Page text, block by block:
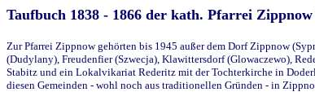
Taufbuch 1838 - 1866 der kath. Pfarrei
Zur Pfarrei Zippnow gehörten bis 1945 außer dem Dorf Zippnow
(Dudylany), Freudenfier (Szwecja), Klawittersdorf (Glowaczewo),
Stabitz und ein Lokalvikariat Rederitz mit der Tochterkirche in
diesen Gemeinden - wohl noch aus traditionellen Gründen - in